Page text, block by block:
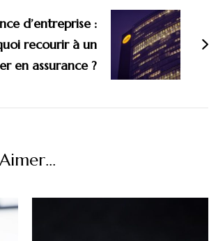
d’entreprise :
recourir à un
en assurance ?